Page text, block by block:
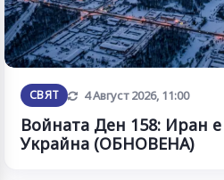
СВЯТ Обновена
4 Август 2026, 11:00
Войната Ден 158: Иран
Украйна (ОБНОВЕНА)